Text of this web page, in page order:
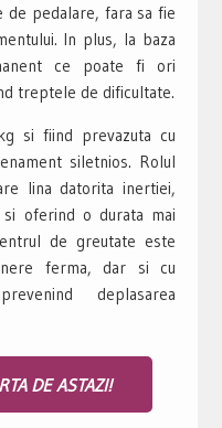
de pedalare, fara sa fie
In plus, la baza
ce poate fi ori
treptele de dificultate.
si fiind prevazuta cu
siletnios. Rolul
lina datorita inertiei,
oferind o durata mai
de greutate este
ferma, dar si cu
deplasarea
DE ASTAZI!